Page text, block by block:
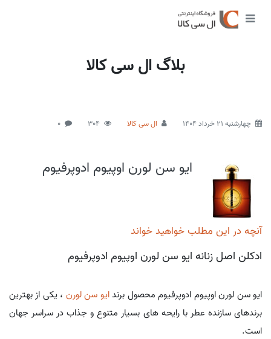
بلاگ ال سی کالا
چهارشنبه 21 خرداد 1404 ال سی کالا 304
0
ایو سن لورن اوپیوم ادوپرفیوم
آنچه در این مطلب خواهید خواند
ادکلن اصل زنانه ایو سن لورن اوپیوم ادوپرفیوم
ایو سن لورن اوپیوم ادوپرفیوم محصول برندایو سن لورن ، یکی از بهترین
برندهای سازنده عطر با رایحه های بسیار متنوع و جذاب در سراسر جهان
است.